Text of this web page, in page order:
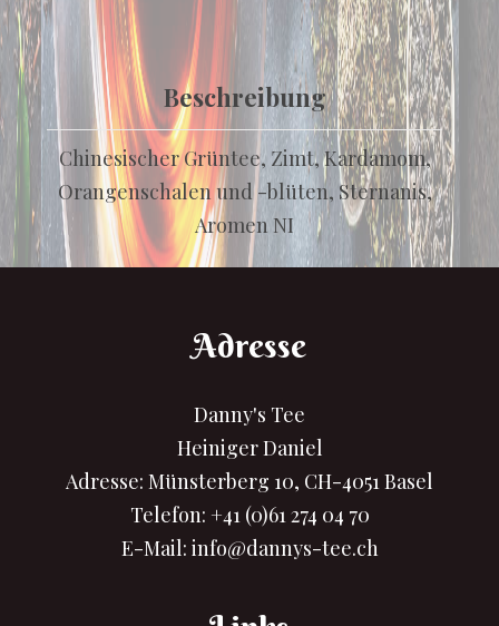
Beschreibung
Chinesischer Grüntee, Zimt, Kardamom,
Orangenschalen und -blüten, Sternanis,
Aromen NI
Adresse
Danny's Tee
Heiniger Daniel
Adresse: Münsterberg 10, CH-4051 Basel
Telefon: +41 (0)61 274 04 70
E-Mail: info@dannys-tee.ch